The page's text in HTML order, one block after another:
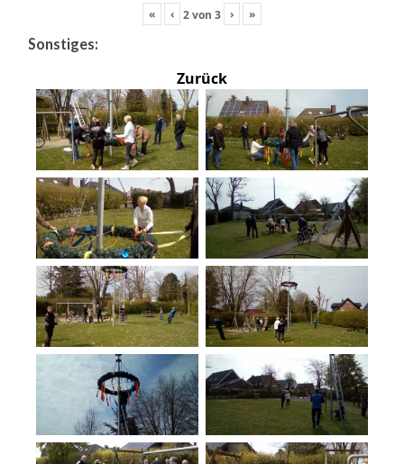
« ‹ 2von 3 › »
Sonstiges:
Zurück